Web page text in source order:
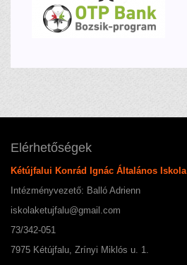
Elérhetőségek
Kétújfalui Konrád Ignác Általános Iskola
Intézményvezető: Balló Adrienn
iskolaketujfalu@gmail.com
73/342-051
7975 Kétújfalu, Zrínyi Miklós u. 1.